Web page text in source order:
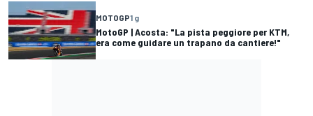
MOTOGP1 g
MotoGP | Acosta: "La pista peggiore per KTM,
era come guidare un trapano da cantiere!"